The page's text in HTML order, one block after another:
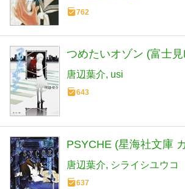
762
つめたいオゾン (富士
唐辺葉介 usi
643
PSYCHE (星海社文庫
唐辺葉介 シライシユウコ
637